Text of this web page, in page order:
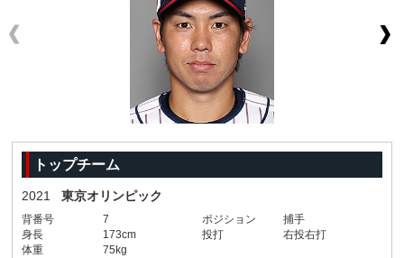
トップチーム
2021 東京オリンピック
背番号 7 ポジション
捕手
身長
173cm 投打
右投右打
体重
75kg